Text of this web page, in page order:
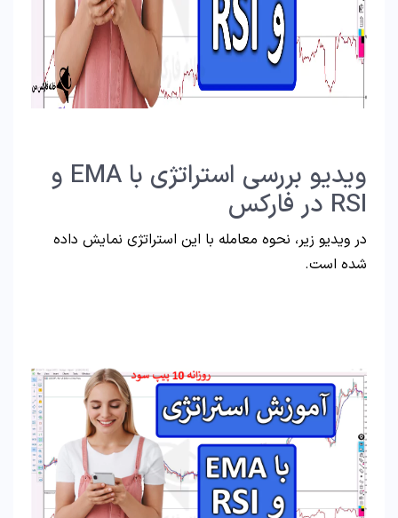
ویدیو بررسی استراتژی با EMA و
RSI در فارکس
در ویدیو زیر، نحوه معامله با این استراتژی نمایش داده
شده است.